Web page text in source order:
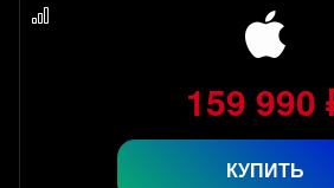
159 990
КУПИТЬ